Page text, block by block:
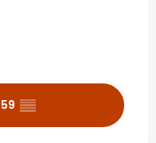
▒▒